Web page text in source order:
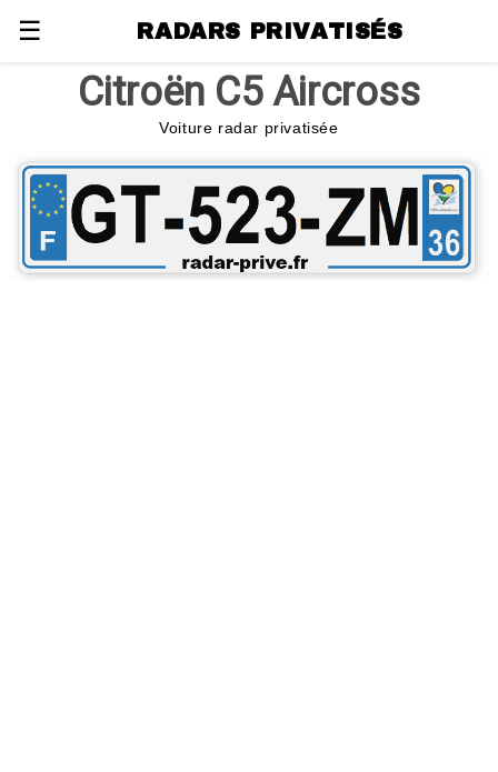
☰ RADARS PRIVATISÉS
Citroën C5 Aircross
Voiture radar privatisée